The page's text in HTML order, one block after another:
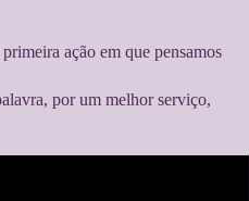
ação em que pensamos
por um melhor serviço,